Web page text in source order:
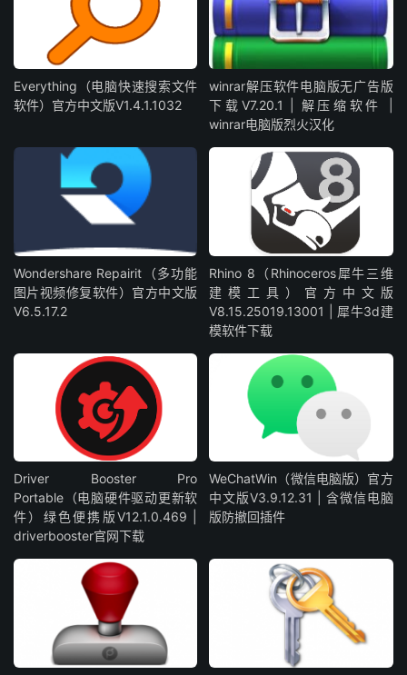
Everything（电脑快速搜索文件
软件）官方中文版V1.4.1.1032
winrar解压软件电脑版无广告版
下载V7.20.1 | 解压缩软件 |
winrar电脑版烈火汉化
Wondershare Repairit（多功能
图片视频修复软件）官方中文版
V6.5.17.2
Rhino 8（Rhinoceros犀牛三维
建模工具）官方中文版
V8.15.25019.13001 | 犀牛3d建
模软件下载
Driver Booster Pro
Portable（电脑硬件驱动更新软
件）绿色便携版V12.1.0.469 |
driverbooster官网下载
WeChatWin（微信电脑版）官方
中文版V3.9.12.31 | 含微信电脑
版防撤回插件